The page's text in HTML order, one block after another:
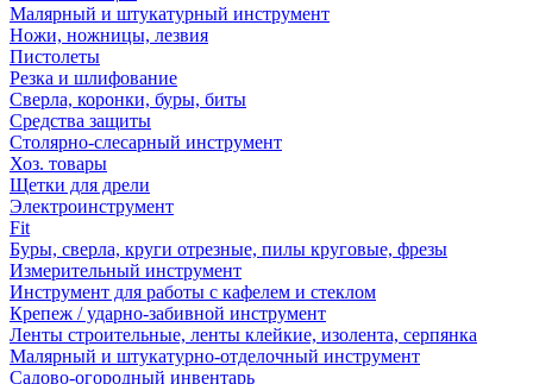
Малярный и штукатурный инструмент
Ножи, ножницы, лезвия
Пистолеты
Резка и шлифование
Сверла, коронки, буры, биты
Средства защиты
Столярно-слесарный инструмент
Хоз. товары
Щетки для дрели
Электроинструмент
Fit
Буры, сверла, круги отрезные, пилы круговые, фрезы
Измерительный инструмент
Инструмент для работы с кафелем и стеклом
Крепеж / ударно-забивной инструмент
Ленты строительные, ленты клейкие, изолента, серпянка
Малярный и штукатурно-отделочный инструмент
Садово-огородный инвентарь